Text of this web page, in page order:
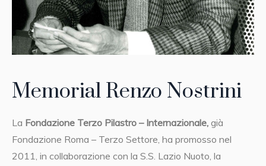
Memorial Renzo Nostrini
La Fondazione Terzo Pilastro – Internazionale, già
Fondazione Roma – Terzo Settore, ha promosso nel
2011, in collaborazione con la S.S. Lazio Nuoto, la